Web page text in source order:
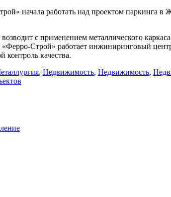
начала работать над проектом
с применением металлического
Строй» работает инжиниринговый
контроль качества.
, Недвижимость, Недвижимость,